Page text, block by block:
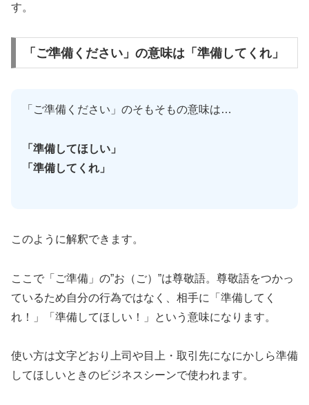
す。
「ご準備ください」の意味は「準備してくれ」
「ご準備ください」のそもそもの意味は…
「準備してほしい」
「準備してくれ」
このように解釈できます。
ここで「ご準備」の”お（ご）”は尊敬語。尊敬語をつかっ
ているため自分の行為ではなく、相手に「準備してく
れ！」「準備してほしい！」という意味になります。
使い方は文字どおり上司や目上・取引先になにかしら準備
してほしいときのビジネスシーンで使われます。